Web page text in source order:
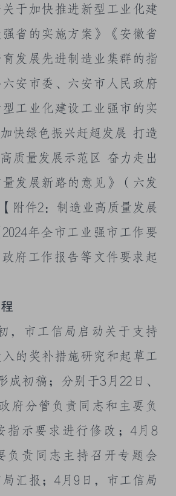
于加快推进新型工业化建
省的实施方案》《安徽省
发展先进制造业集群的指
安市委、六安市人民政府
工业化建设工业强市的实
快绿色振兴赶超发展 打造
质量发展示范区 奋力走出
发展新路的意见》（六发
附件2：制造业高质量发展
2024年全市工业强市工作要
府工作报告等文件要求起
，市工信局启动关于支持
的奖补措施研究和起草工
成初稿；分别于3 月 22 日、
府分管负责同志和主要负
示要求进行修改； 4月8
负责同志主持召开专题会
汇报； 4 月 9 日，市工信局